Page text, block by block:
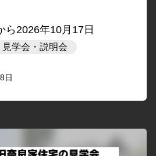
ら2026年10月17日
見学会・説明会
日